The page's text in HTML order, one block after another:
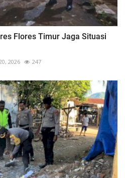
Flores Timur Jaga Situasi
2026 247